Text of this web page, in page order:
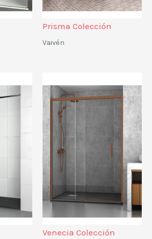
Prisma Colección
Vaivén
Venecia Colección